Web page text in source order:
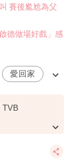
賽後尷尬為父
德做場好戲」感
愛回家
TVB